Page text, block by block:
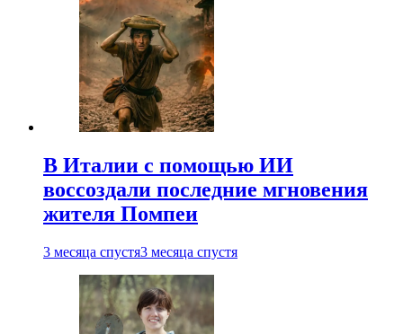
В Италии с помощью ИИ
воссоздали последние мгновения
жителя Помпеи
3 месяца спустя3 месяца спустя